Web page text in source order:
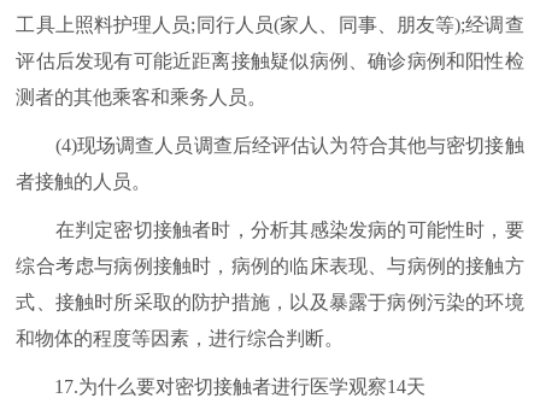
工具上照料护理人员;同行人员(家人、同事、朋友等);经调查
评估后发现有可能近距离接触疑似病例、确诊病例和阳性检
测者的其他乘客和乘务人员。
(4)现场调查人员调查后经评估认为符合其他与密切接触
者接触的人员。
在判定密切接触者时，分析其感染发病的可能性时，要
综合考虑与病例接触时，病例的临床表现、与病例的接触方
式、接触时所采取的防护措施，以及暴露于病例污染的环境
和物体的程度等因素，进行综合判断。
17.为什么要对密切接触者进行医学观察14天